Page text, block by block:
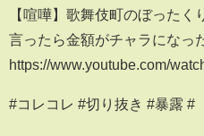
【喧嘩】歌舞伎町のぼった
言ったら金額がチャラになっ
https://www.youtube.com/
#コレコレ​ #切り抜き #暴露 #